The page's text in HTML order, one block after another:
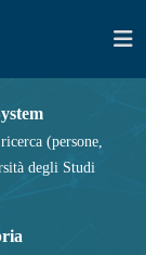
(persone,
degli Studi